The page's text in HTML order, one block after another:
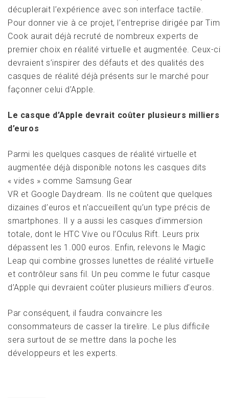
décuplerait l’expérience avec son interface tactile.
Pour donner vie à ce projet, l’entreprise dirigée par Tim
Cook aurait déjà recruté de nombreux experts de
premier choix en réalité virtuelle et augmentée. Ceux-ci
devraient s’inspirer des défauts et des qualités des
casques de réalité déjà présents sur le marché pour
façonner celui d’Apple.
Le casque d’Apple devrait coûter plusieurs milliers
d’euros
Parmi les quelques casques de réalité virtuelle et
augmentée déjà disponible notons les casques dits
« vides » comme Samsung Gear
VR et Google Daydream. Ils ne coûtent que quelques
dizaines d’euros et n’accueillent qu’un type précis de
smartphones. Il y a aussi les casques d’immersion
totale, dont le HTC Vive ou l’Oculus Rift. Leurs prix
dépassent les 1.000 euros. Enfin, relevons le Magic
Leap qui combine grosses lunettes de réalité virtuelle
et contrôleur sans fil. Un peu comme le futur casque
d’Apple qui devraient coûter plusieurs milliers d’euros.
Par conséquent, il faudra convaincre les
consommateurs de casser la tirelire. Le plus difficile
sera surtout de se mettre dans la poche les
développeurs et les experts.